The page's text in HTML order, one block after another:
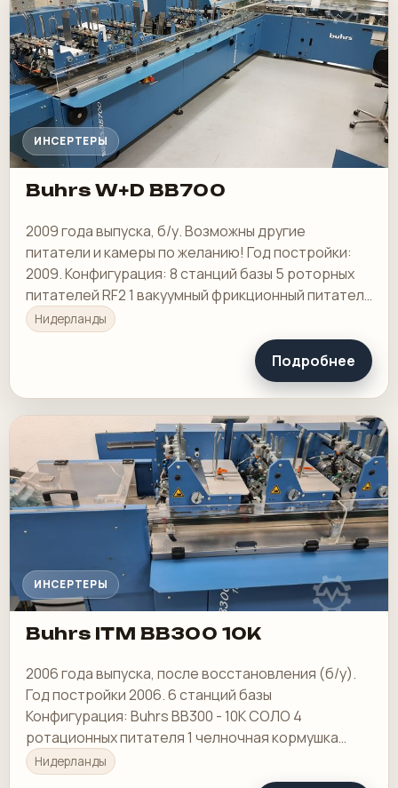
ИНСЕРТЕРЫ
Buhrs W+D BB700
2009 года выпуска, б/у. Возможны другие
питатели и камеры по желанию! Год постройки:
2009. Конфигурация: 8 станций базы 5 роторных
питателей RF2 1 вакуумный фрикционный питатель
HF2Нидерланды
Подробнее
ИНСЕРТЕРЫ
Buhrs ITM BB300 10K
2006 года выпуска, после восстановления (б/у).
Год постройки 2006. 6 станций базы
Конфигурация: Buhrs BB300 - 10К СОЛО 4
ротационных питателя 1 челночная кормушка
Контейнер для мусора
Нидерланды